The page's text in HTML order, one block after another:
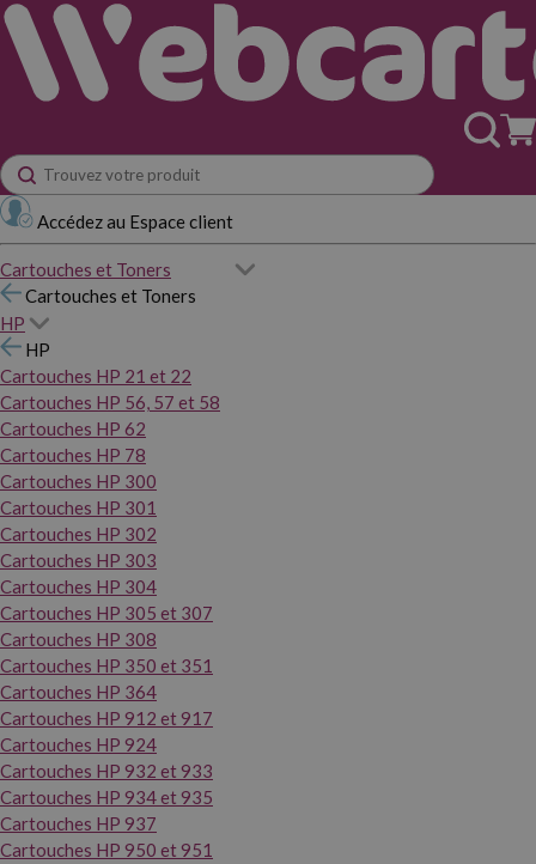
Accédez au Espace client
Cartouches et Toners
Cartouches et Toners
HP
HP
Cartouches HP 21 et 22
Cartouches HP 56, 57 et 58
Cartouches HP 62
Cartouches HP 78
Cartouches HP 300
Cartouches HP 301
Cartouches HP 302
Cartouches HP 303
Cartouches HP 304
Cartouches HP 305 et 307
Cartouches HP 308
Cartouches HP 350 et 351
Cartouches HP 364
Cartouches HP 912 et 917
Cartouches HP 924
Cartouches HP 932 et 933
Cartouches HP 934 et 935
Cartouches HP 937
Cartouches HP 950 et 951